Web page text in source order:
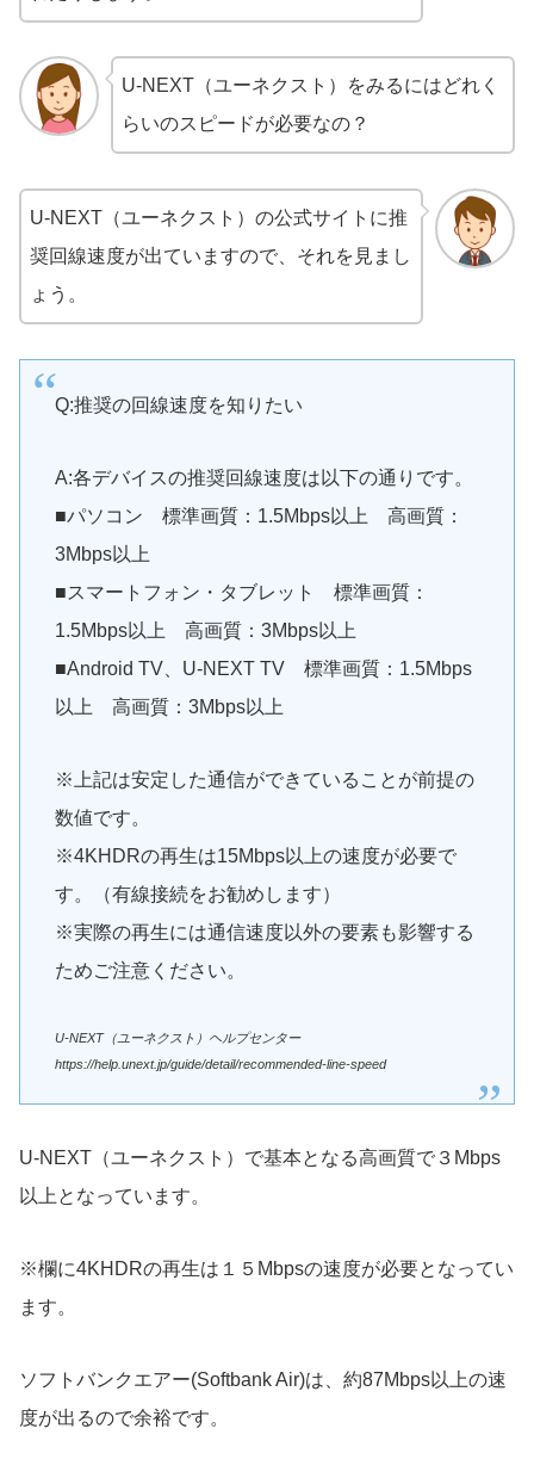
U-NEXT（ユーネクスト）をみるにはどれく
らいのスピードが必要なの？
U-NEXT（ユーネクスト）の公式サイトに推
奨回線速度が出ていますので、それを見まし
ょう。
Q:推奨の回線速度を知りたい
A:各デバイスの推奨回線速度は以下の通りです。
■パソコン 標準画質：1.5Mbps以上 高画質：
3Mbps以上
■スマートフォン・タブレット 標準画質：
1.5Mbps以上 高画質：3Mbps以上
■Android TV、U-NEXT TV 標準画質：1.5Mbps
以上 高画質：3Mbps以上
※上記は安定した通信ができていることが前提の
数値です。
※4KHDRの再生は15Mbps以上の速度が必要で
す。（有線接続をお勧めします）
※実際の再生には通信速度以外の要素も影響する
ためご注意ください。
U-NEXT（ユーネクスト）ヘルプセンター
https://help.unext.jp/guide/detail/recommended-line-speed
U-NEXT（ユーネクスト）で基本となる高画質で３Mbps
以上となっています。
※欄に4KHDRの再生は１５Mbpsの速度が必要となってい
ます。
ソフトバンクエアー(Softbank Air)は、約87Mbps以上の速
度が出るので余裕です。